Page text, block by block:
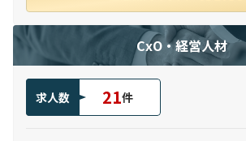
CxO・経営人材
求人数 21件